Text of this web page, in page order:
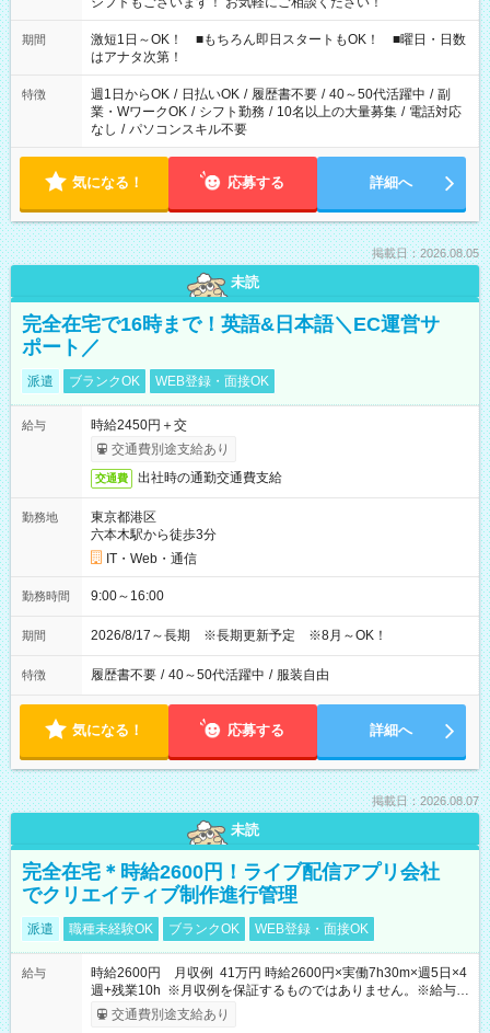
期間
激短1日～OK！ ■もちろん即日スタートもOK！ ■曜日・日数
はアナタ次第！
特徴 週1日からOK / 日払いOK / 履歴書不要 / 40～50代活躍中 / 副
業・WワークOK / シフト勤務 / 10名以上の大量募集 / 電話対応
なし / パソコンスキル不要
気になる！ 応募する 詳細へ
掲載日：2026.08.05
未読
完全在宅で16時まで！英語&日本語＼EC運営サ
ポート／
派遣 ブランクOK WEB登録・面接OK
給与
時給2450円＋交
交通費別途支給あり
交通費 出社時の通勤交通費支給
勤務地
東京都港区
六本木駅から徒歩3分
IT・Web・通信
勤務時間 9:00～16:00
期間 2026/8/17～長期 ※長期更新予定 ※8月～OK！
特徴 履歴書不要 / 40～50代活躍中 / 服装自由
気になる！ 応募する 詳細へ
掲載日：2026.08.07
未読
完全在宅＊時給2600円！ライブ配信アプリ会社
でクリエイティブ制作進行管理
派遣 職種未経験OK ブランクOK WEB登録・面接OK
給与
時給2600円 月収例 41万円 時給2600円×実働7h30m×週5日×4
週+残業10h ※月収例を保証するものではありません。※給与即
受取りサービス利用可（利用条件有）
交通費別途支給あり